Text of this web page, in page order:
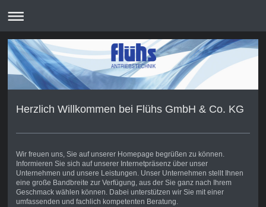
Herzlich Willkommen bei Flühs GmbH & Co. KG
Wir freuen uns, Sie auf unserer Homepage begrüßen zu können.
Informieren Sie sich auf unserer Internetpräsenz über unser
Unternehmen und unsere Leistungen. Unser Unternehmen stellt Ihnen
eine große Bandbreite zur Verfügung, aus der Sie ganz nach Ihrem
Geschmack wählen können. Dabei unterstützen wir Sie mit einer
umfassenden und fachlich kompetenten Beratung.